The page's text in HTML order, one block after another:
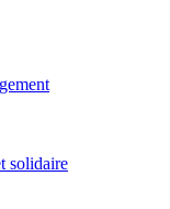
solidaire